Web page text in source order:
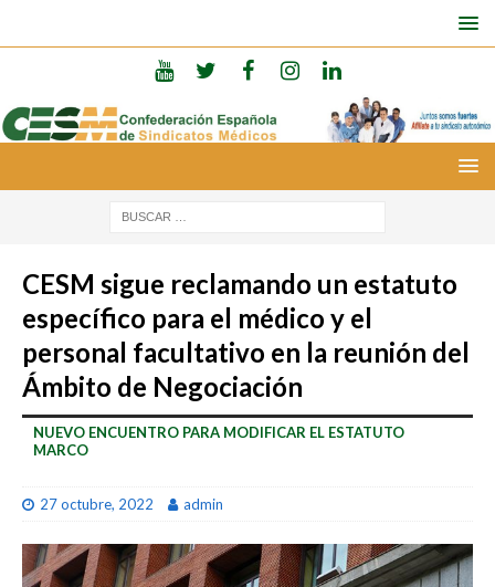
CESM sigue reclamando un estatuto
específico para el médico y el
personal facultativo en la reunión del
Ámbito de Negociación
NUEVO ENCUENTRO PARA MODIFICAR EL ESTATUTO
MARCO
27 octubre, 2022 admin